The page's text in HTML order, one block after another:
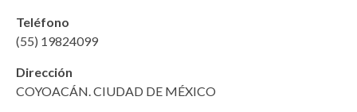
Teléfono
(55) 19824099
Dirección
COYOACÁN. CIUDAD DE MÉXICO